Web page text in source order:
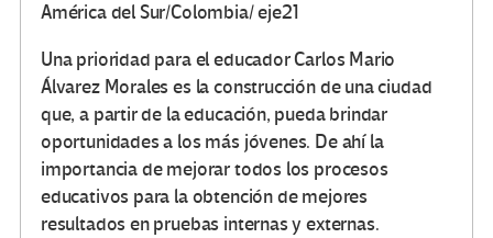
América del Sur/Colombia/ eje21
Una prioridad para el educador Carlos Mario
Álvarez Morales es la construcción de una ciudad
que, a partir de la educación, pueda brindar
oportunidades a los más jóvenes. De ahí la
importancia de mejorar todos los procesos
educativos para la obtención de mejores
resultados en pruebas internas y externas.